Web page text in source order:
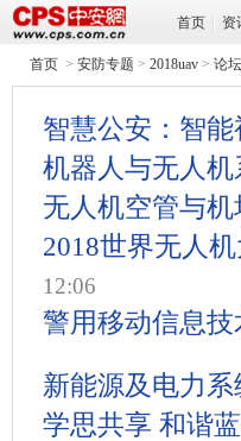
首页 资
首页 > 安防专题 > 2018uav > 论
智慧公安：智
机器人与无人
无人机空管与
2018世界无人
12:06
警用移动信息
新能源及电力
学思共享 和谐